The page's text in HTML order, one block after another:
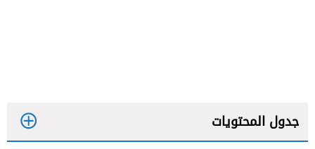
جدول المحتويات